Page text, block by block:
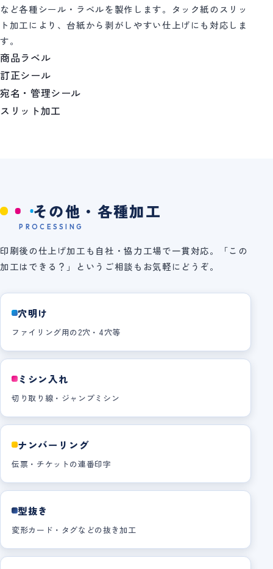
など各種シール・ラベルを製作します。タック紙のスリッ
ト加工により、台紙から剥がしやすい仕上げにも対応しま
す。
商品ラベル
訂正シール
宛名・管理シール
スリット加工
その他・各種加工
PROCESSING
印刷後の仕上げ加工も自社・協力工場で一貫対応。「この
加工はできる？」というご相談もお気軽にどうぞ。
穴明け
ファイリング用の2穴・4穴等
ミシン入れ
切り取り線・ジャンプミシン
ナンバーリング
伝票・チケットの連番印字
型抜き
変形カード・タグなどの抜き加工